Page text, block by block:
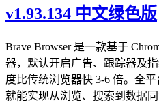
v1.93.134 中文绿色版
Brave Browser 是一款基于
器，默认开启广告、跟踪器及
度比传统浏览器快 3-6 倍。全
就能实现从浏览、搜索到数据